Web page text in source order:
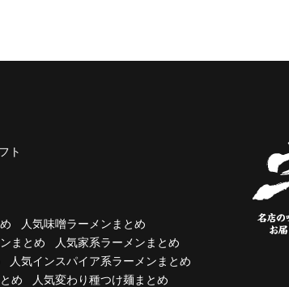
ト
人気味噌ラーメンまとめ
まとめ
人気家系ラーメンまとめ
人気インスパイア系ラーメンまとめ
め 人気変わり種つけ麺まとめ